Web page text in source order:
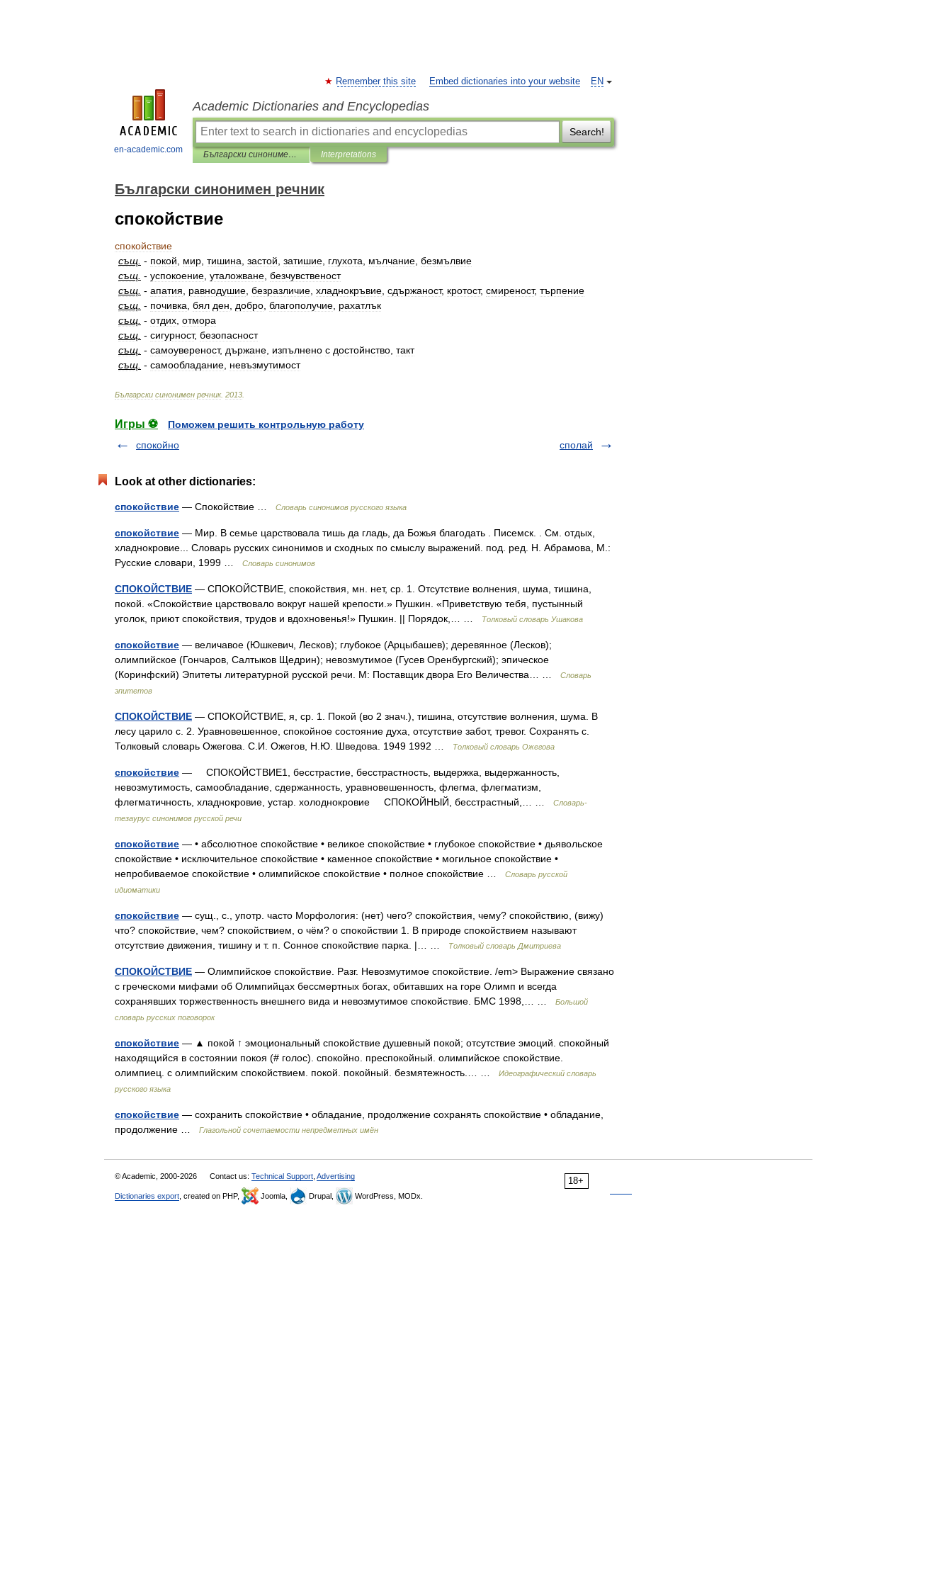
en-academic.com
EN
Remember this site Embed dictionaries into your website
Academic Dictionaries and Encyclopedias
Search!
Български синонимен речник Interpretations
Български синонимен речник
спокойствие
спокойствие
същ - покой мир тишина застой затишие глухота мълчание безмълвие
същ - успокоение уталожване безчувственост
същ - апатия равнодушие безразличие хладнокръвие сдържаност, кротост, смиреност, търпение
същ - почивка бял ден добро благополучие рахатлък
същ - отдих отмора
същ - сигурност, безопасност
същ - самоувереност, държане изпълнено с достойнство такт
същ - самообладание невъзмутимост
Български синонимен речник. 2013
Игры ⚽
Поможем решить контрольную работу
спокойно
сполай
Look at other dictionaries:
спокойствие — Спокойствие … Словарь синонимов русского языка
спокойствие — Мир. В семье царствовала тишь да гладь, да Божья благодать . Писемск. . См. отдых,
хладнокровие... Словарь русских синонимов и сходных по смыслу выражений. под. ред. Н. Абрамова, М.:
Русские словари, 1999 …
Словарь синонимов
СПОКОЙСТВИЕ — СПОКОЙСТВИЕ, спокойствия, мн. нет, ср. 1. Отсутствие волнения, шума, тишина,
покой. «Спокойствие царствовало вокруг нашей крепости.» Пушкин. «Приветствую тебя, пустынный
уголок, приют спокойствия, трудов и вдохновенья!» Пушкин. || Порядок,… …
Толковый словарь Ушакова
спокойствие — величавое (Юшкевич, Лесков); глубокое (Арцыбашев); деревянное (Лесков);
олимпийское (Гончаров, Салтыков Щедрин); невозмутимое (Гусев Оренбургский); эпическое
(Коринфский) Эпитеты литературной русской речи. М: Поставщик двора Его Величества… …
Словарь
эпитетов
СПОКОЙСТВИЕ — СПОКОЙСТВИЕ, я, ср. 1. Покой (во 2 знач.), тишина, отсутствие волнения, шума. В
лесу царило с. 2. Уравновешенное, спокойное состояние духа, отсутствие забот, тревог. Сохранять с.
Толковый словарь Ожегова. С.И. Ожегов, Н.Ю. Шведова. 1949 1992 …
Толковый словарь Ожегова
спокойствие — СПОКОЙСТВИЕ1, бесстрастие, бесстрастность, выдержка, выдержанность,
невозмутимость, самообладание, сдержанность, уравновешенность, флегма, флегматизм,
флегматичность, хладнокровие, устар. холоднокровие СПОКОЙНЫЙ, бесстрастный,… …
Словарь-
тезаурус синонимов русской речи
спокойствие — • абсолютное спокойствие • великое спокойствие • глубокое спокойствие • дьявольское
спокойствие • исключительное спокойствие • каменное спокойствие • могильное спокойствие •
непробиваемое спокойствие • олимпийское спокойствие • полное спокойствие …
Словарь русской
идиоматики
спокойствие — сущ., с., употр. часто Морфология: (нет) чего? спокойствия, чему? спокойствию, (вижу)
что? спокойствие, чем? спокойствием, о чём? о спокойствии 1. В природе спокойствием называют
отсутствие движения, тишину и т. п. Сонное спокойствие парка. |… …
Толковый словарь Дмитриева
СПОКОЙСТВИЕ — Олимпийское спокойствие. Разг. Невозмутимое спокойствие. /em> Выражение связано
с греческоми мифами об Олимпийцах бессмертных богах, обитавших на горе Олимп и всегда
сохранявших торжественность внешнего вида и невозмутимое спокойствие. БМС 1998,… …
Большой
словарь русских поговорок
спокойствие — ▲ покой ↑ эмоциональный спокойствие душевный покой; отсутствие эмоций. спокойный
находящийся в состоянии покоя (# голос). спокойно. преспокойный. олимпийское спокойствие.
олимпиец. с олимпийским спокойствием. покой. покойный. безмятежность.… …
Идеографический словарь
русского языка
спокойствие — сохранить спокойствие • обладание, продолжение сохранять спокойствие • обладание,
продолжение …
Глагольной сочетаемости непредметных имён
18+
© Academic, 2000-2026 Contact us: Technical Support Advertising
Dictionaries export , created on PHP, Joomla, Drupal, WordPress, MODx.